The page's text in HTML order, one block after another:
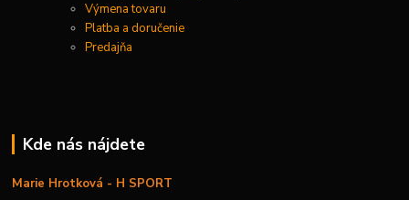
Výmena tovaru
Platba a doručenie
Predajňa
Kde nás nájdete
Marie Hrotková - H SPORT